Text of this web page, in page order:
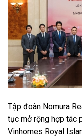
Tập đoàn Nomura
tục mở rộng hợp tác
Vinhomes Royal